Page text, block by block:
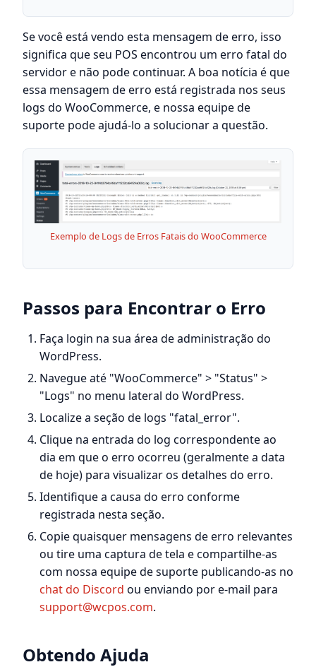
Se você está vendo esta mensagem de erro, isso
significa que seu POS encontrou um erro fatal do
servidor e não pode continuar. A boa notícia é que
essa mensagem de erro está registrada nos seus
logs do WooCommerce, e nossa equipe de
suporte pode ajudá-lo a solucionar a questão.
Exemplo de Logs de Erros Fatais do WooCommerce
Passos para Encontrar o Erro
Faça login na sua área de administração do
WordPress.
Navegue até "WooCommerce" > "Status" >
"Logs" no menu lateral do WordPress.
Localize a seção de logs "fatal_error".
Clique na entrada do log correspondente ao
dia em que o erro ocorreu (geralmente a data
de hoje) para visualizar os detalhes do erro.
Identifique a causa do erro conforme
registrada nesta seção.
Copie quaisquer mensagens de erro relevantes
ou tire uma captura de tela e compartilhe-as
com nossa equipe de suporte publicando-as no
chat do Discord ou enviando por e-mail para
support@wcpos.com.
Obtendo Ajuda